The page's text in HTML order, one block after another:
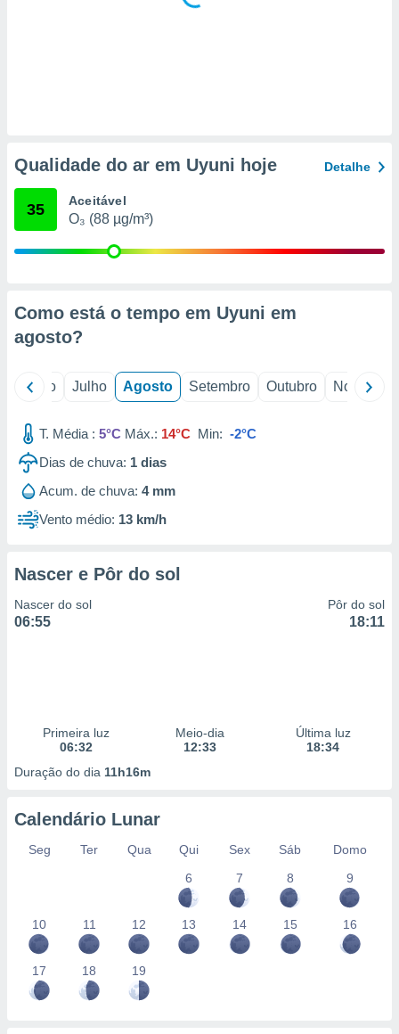
medir o
dos
de dados
fontes,
melhorar
estudos
Qualidade do ar em Uyuni hoje Detalhe
35 Aceitável
O₃ (88 µg/m³)
Como está o tempo em Uyuni em
agosto?
Junho Julho Agosto Setembro Outubro Novembro
T. Média : 5°C Máx.: 14°C Min: -2°C
Dias de chuva: 1 dias
Acum. de chuva: 4 mm
Vento médio: 13 km/h
Nascer e Pôr do sol
Nascer do sol
06:55
Pôr do sol
18:11
Primeira luz
06:32
Meio-dia
12:33
Última luz
18:34
Duração do dia 11h16m
Calendário Lunar
Seg Ter Qua Qui Sex Sáb
Domo
6
7 8 9
10 11 12 13 14 15 16
17 18 19